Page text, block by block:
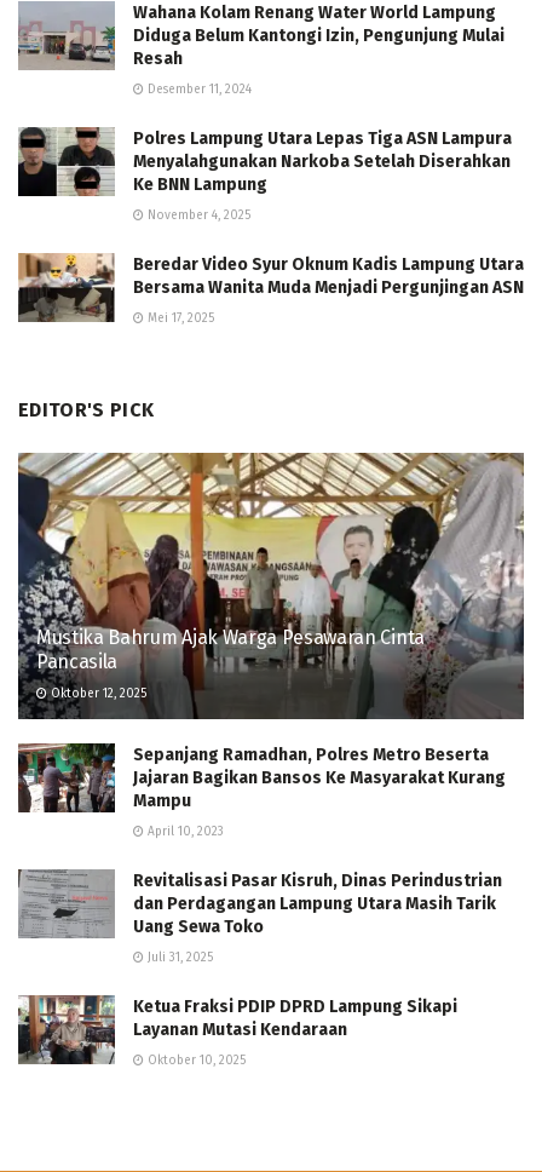
Wahana Kolam Renang Water World Lampung
Diduga Belum Kantongi Izin, Pengunjung Mulai
Resah
Desember 11, 2024
Polres Lampung Utara Lepas Tiga ASN Lampura
Menyalahgunakan Narkoba Setelah Diserahkan
Ke BNN Lampung
November 4, 2025
Beredar Video Syur Oknum Kadis Lampung Utara
Bersama Wanita Muda Menjadi Pergunjingan ASN
Mei 17, 2025
EDITOR'S PICK
Mustika Bahrum Ajak Warga Pesawaran Cinta
Pancasila
Oktober 12, 2025
Sepanjang Ramadhan, Polres Metro Beserta
Jajaran Bagikan Bansos Ke Masyarakat Kurang
Mampu
April 10, 2023
Revitalisasi Pasar Kisruh, Dinas Perindustrian
dan Perdagangan Lampung Utara Masih Tarik
Uang Sewa Toko
Juli 31, 2025
Ketua Fraksi PDIP DPRD Lampung Sikapi
Layanan Mutasi Kendaraan
Oktober 10, 2025